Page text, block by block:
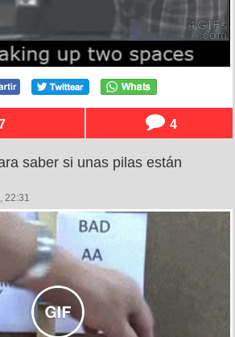
4
saber si unas pilas están
22:31